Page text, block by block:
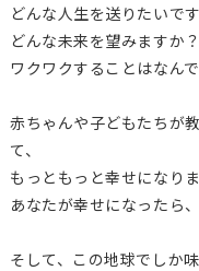
どんな人生を送りたいで
どんな未来を望みますか？
ワクワクすることはなん
赤ちゃんや子どもたちが
て、
もっともっと幸せになりま
あなたが幸せになったら
そして、この地球でしか